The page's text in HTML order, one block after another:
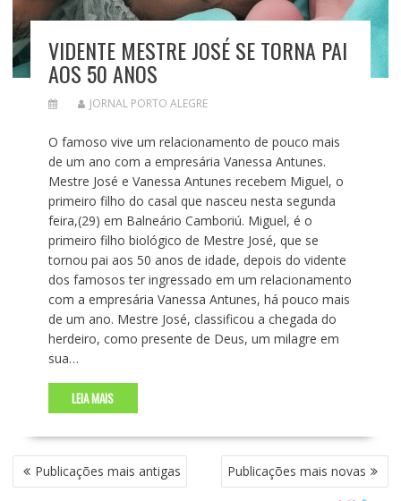
VIDENTE MESTRE JOSÉ SE TORNA PAI
AOS 50 ANOS
JORNAL PORTO ALEGRE
O famoso vive um relacionamento de pouco mais
de um ano com a empresária Vanessa Antunes.
Mestre José e Vanessa Antunes recebem Miguel, o
primeiro filho do casal que nasceu nesta segunda
feira,(29) em Balneário Camboriú. Miguel, é o
primeiro filho biológico de Mestre José, que se
tornou pai aos 50 anos de idade, depois do vidente
dos famosos ter ingressado em um relacionamento
com a empresária Vanessa Antunes, há pouco mais
de um ano. Mestre José, classificou a chegada do
herdeiro, como presente de Deus, um milagre em
sua…
LEIA MAIS
N
A
Publicações mais antigas Publicações mais novas